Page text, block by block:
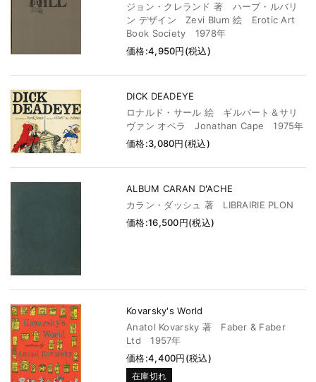
ジョン・クレランド 著 ハーブ・ルバリ
ン デザイン Zevi Blum 絵 Erotic Art
Book Society 1978年
価格:4,950円(税込)
DICK DEADEYE
ロナルド・サール 絵 ギルバート＆サリ
ヴァン オペラ Jonathan Cape 1975年
価格:3,080円(税込)
ALBUM CARAN D'ACHE
カラン・ダッシュ 著 LIBRAIRIE PLON
価格:16,500円(税込)
Kovarsky's World
Anatol Kovarsky 著 Faber & Faber
Ltd 1957年
価格:4,400円(税込)
在庫切れ